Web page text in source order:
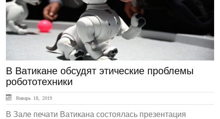
В Ватикане обсудят этические проблемы
робототехники
Январь 18, 2019
В Зале печати Ватикана состоялась презентация